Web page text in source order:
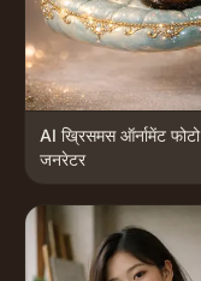
AI ख्रिसमस ऑर्नामेंट फोटो
जनरेटर